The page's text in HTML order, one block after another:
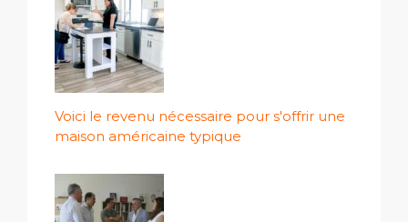
Voici le revenu nécessaire pour s'offrir une
maison américaine typique